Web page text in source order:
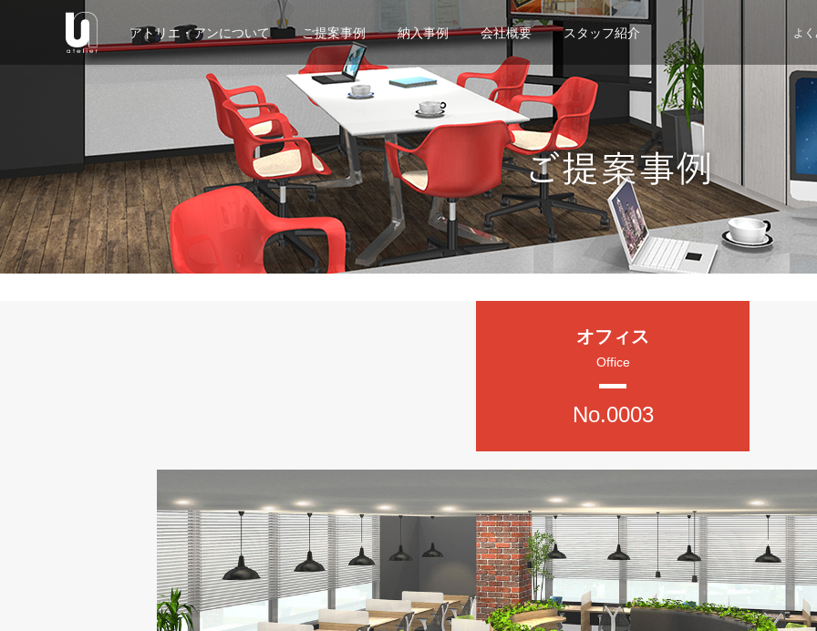
アトリエ・アンについて ご提案事例 納入事例 会社概要 スタッフ紹介 よ
オフィス
Office
No.0003